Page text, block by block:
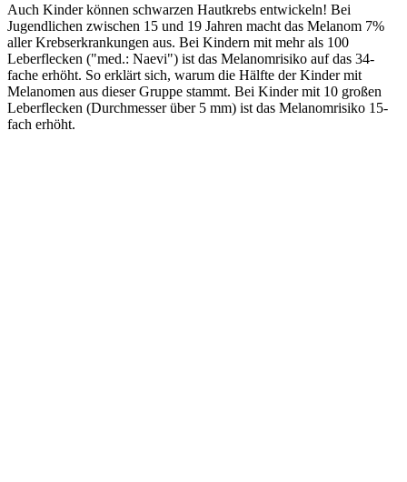
Auch Kinder können schwarzen Hautkrebs entwickeln! Bei
Jugendlichen zwischen 15 und 19 Jahren macht das Melanom 7%
aller Krebserkrankungen aus. Bei Kindern mit mehr als 100
Leberflecken ("med.: Naevi") ist das Melanomrisiko auf das 34-
fache erhöht. So erklärt sich, warum die Hälfte der Kinder mit
Melanomen aus dieser Gruppe stammt. Bei Kinder mit 10 großen
Leberflecken (Durchmesser über 5 mm) ist das Melanomrisiko 15-
fach erhöht.